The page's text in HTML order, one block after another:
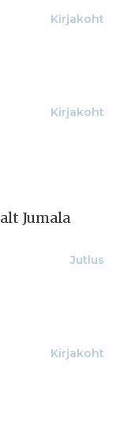
Kirjakoht
Kirjakoht
Jumala
Jutlus
Kirjakoht